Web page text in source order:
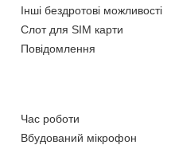
Інші бездротові можливості
Слот для SIM карти
Повідомлення
Час роботи
Вбудований мікрофон